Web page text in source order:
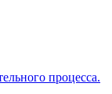
процесса.